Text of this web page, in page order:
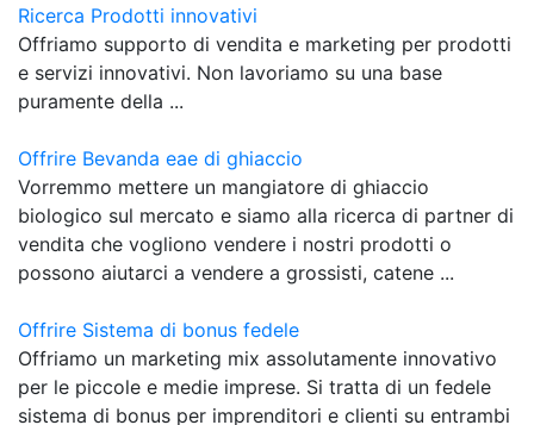
Ricerca Prodotti innovativi
Offriamo supporto di vendita e marketing per prodotti
e servizi innovativi. Non lavoriamo su una base
puramente della ...
Offrire Bevanda eae di ghiaccio
Vorremmo mettere un mangiatore di ghiaccio
biologico sul mercato e siamo alla ricerca di partner di
vendita che vogliono vendere i nostri prodotti o
possono aiutarci a vendere a grossisti, catene ...
Offrire Sistema di bonus fedele
Offriamo un marketing mix assolutamente innovativo
per le piccole e medie imprese. Si tratta di un fedele
sistema di bonus per imprenditori e clienti su entrambi